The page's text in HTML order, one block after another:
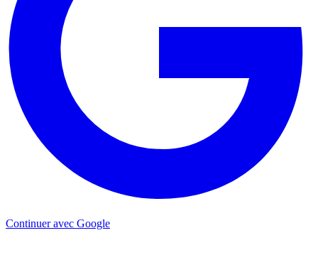
Continuer avec Google